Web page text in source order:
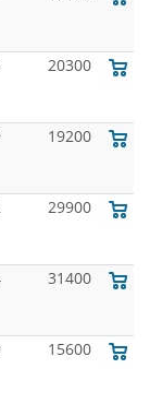
20300
19200
29900
31400
15600